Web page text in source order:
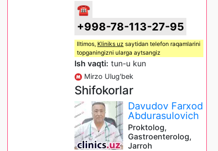
☎
+998-78-113-27-95
Iltimos, Kliniks uz saytidan telefon raqamlarini
topganingizni ularga aytsangiz
Ish vaqti: tun-u kun
Mirzo Ulug'bek
Shifokorlar
Davudov Farxod
Abdurasulovich
Proktolog,
Gastroenterolog,
Jarroh